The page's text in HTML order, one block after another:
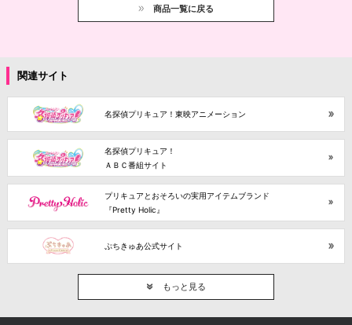
商品一覧に戻る
関連サイト
名探偵プリキュア！東映アニメーション
名探偵プリキュア！
ＡＢＣ番組サイト
プリキュアとおそろいの実用アイテムブランド
『Pretty Holic』
ぷちきゅあ公式サイト
もっと見る